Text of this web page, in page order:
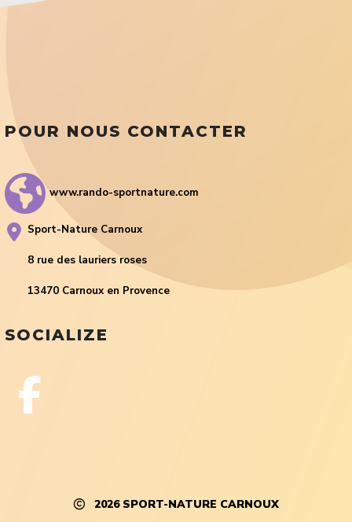
POUR NOUS CONTACTER
www.rando-sportnature.com
Sport-Nature Carnoux
8 rue des lauriers roses
13470 Carnoux en Provence
SOCIALIZE
2026 SPORT-NATURE CARNOUX